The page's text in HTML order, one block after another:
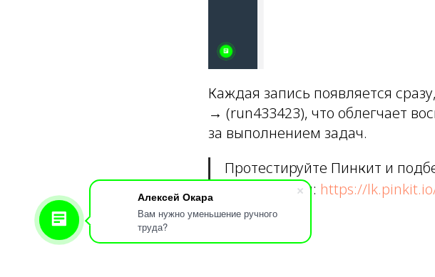
Алексей Окара
Вам нужно уменьшение ручного
труда?
Каждая запись появляется
→ (run433423), что облегчает
за выполнением задач.
Протестируйте Пинкит и
регистрации: https://